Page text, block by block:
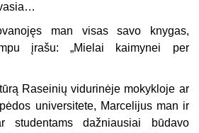
man visas savo knygas,
įrašu: „Mielai kaimynei per
Raseinių vidurinėje mokykloje ar
universitete, Marcelijus man ir
studentams dažniausiai būdavo